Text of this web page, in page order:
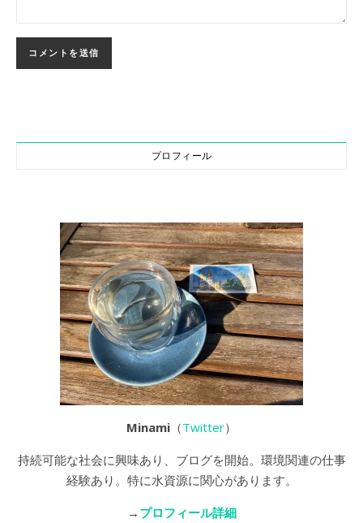
プロフィール
Minami （Twitter）
持続可能な社会に興味あり、ブログを開始。環境関連の仕事
経験あり。特に水資源に関心があります。
→ プロフィール詳細